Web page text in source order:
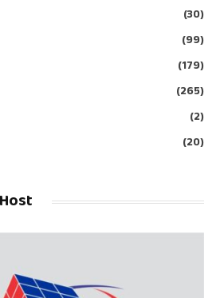
(30)
(99)
(179)
(265)
(2)
(20)